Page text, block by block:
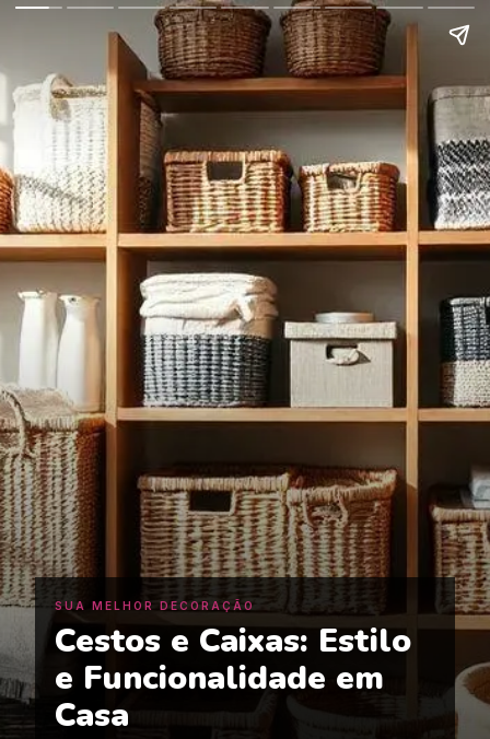
SUA MELHOR DECORAÇÃO
Cestos e Caixas: Estilo
e Funcionalidade em
Casa